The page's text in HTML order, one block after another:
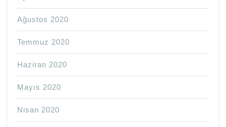
Ağustos 2020
Temmuz 2020
Haziran 2020
Mayıs 2020
Nisan 2020